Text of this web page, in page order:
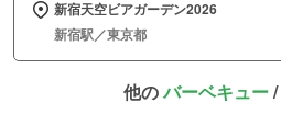
新宿天空ビアガーデン2026
新宿駅／東京都
他のバーベキュー/